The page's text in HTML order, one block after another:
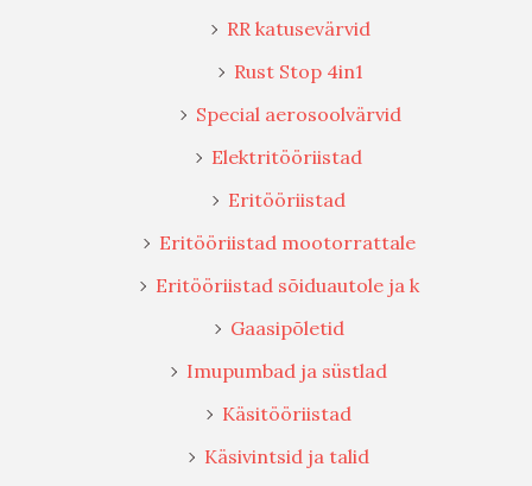
RR katusevärvid
Rust Stop 4in1
Special aerosoolvärvid
Elektritööriistad
Eritööriistad
Eritööriistad mootorrattale
Eritööriistad sõiduautole ja k
Gaasipõletid
Imupumbad ja süstlad
Käsitööriistad
Käsivintsid ja talid